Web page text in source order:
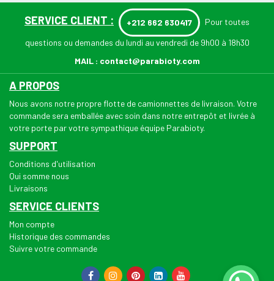
SERVICE CLIENT : +212 662 630417 Pour toutes
questions ou demandes du lundi au vendredi de 9h00 à 18h30
MAIL : contact@parabioty.com
A PROPOS
Nous avons notre propre flotte de camionnettes de livraison. Votre
commande sera emballée avec soin dans notre entrepôt et livrée à
votre porte par votre sympathique équipe Parabioty.
SUPPORT
Conditions d'utilisation
Qui somme nous
Livraisons
SERVICE CLIENTS
Mon compte
Historique des commandes
Suivre votre commande